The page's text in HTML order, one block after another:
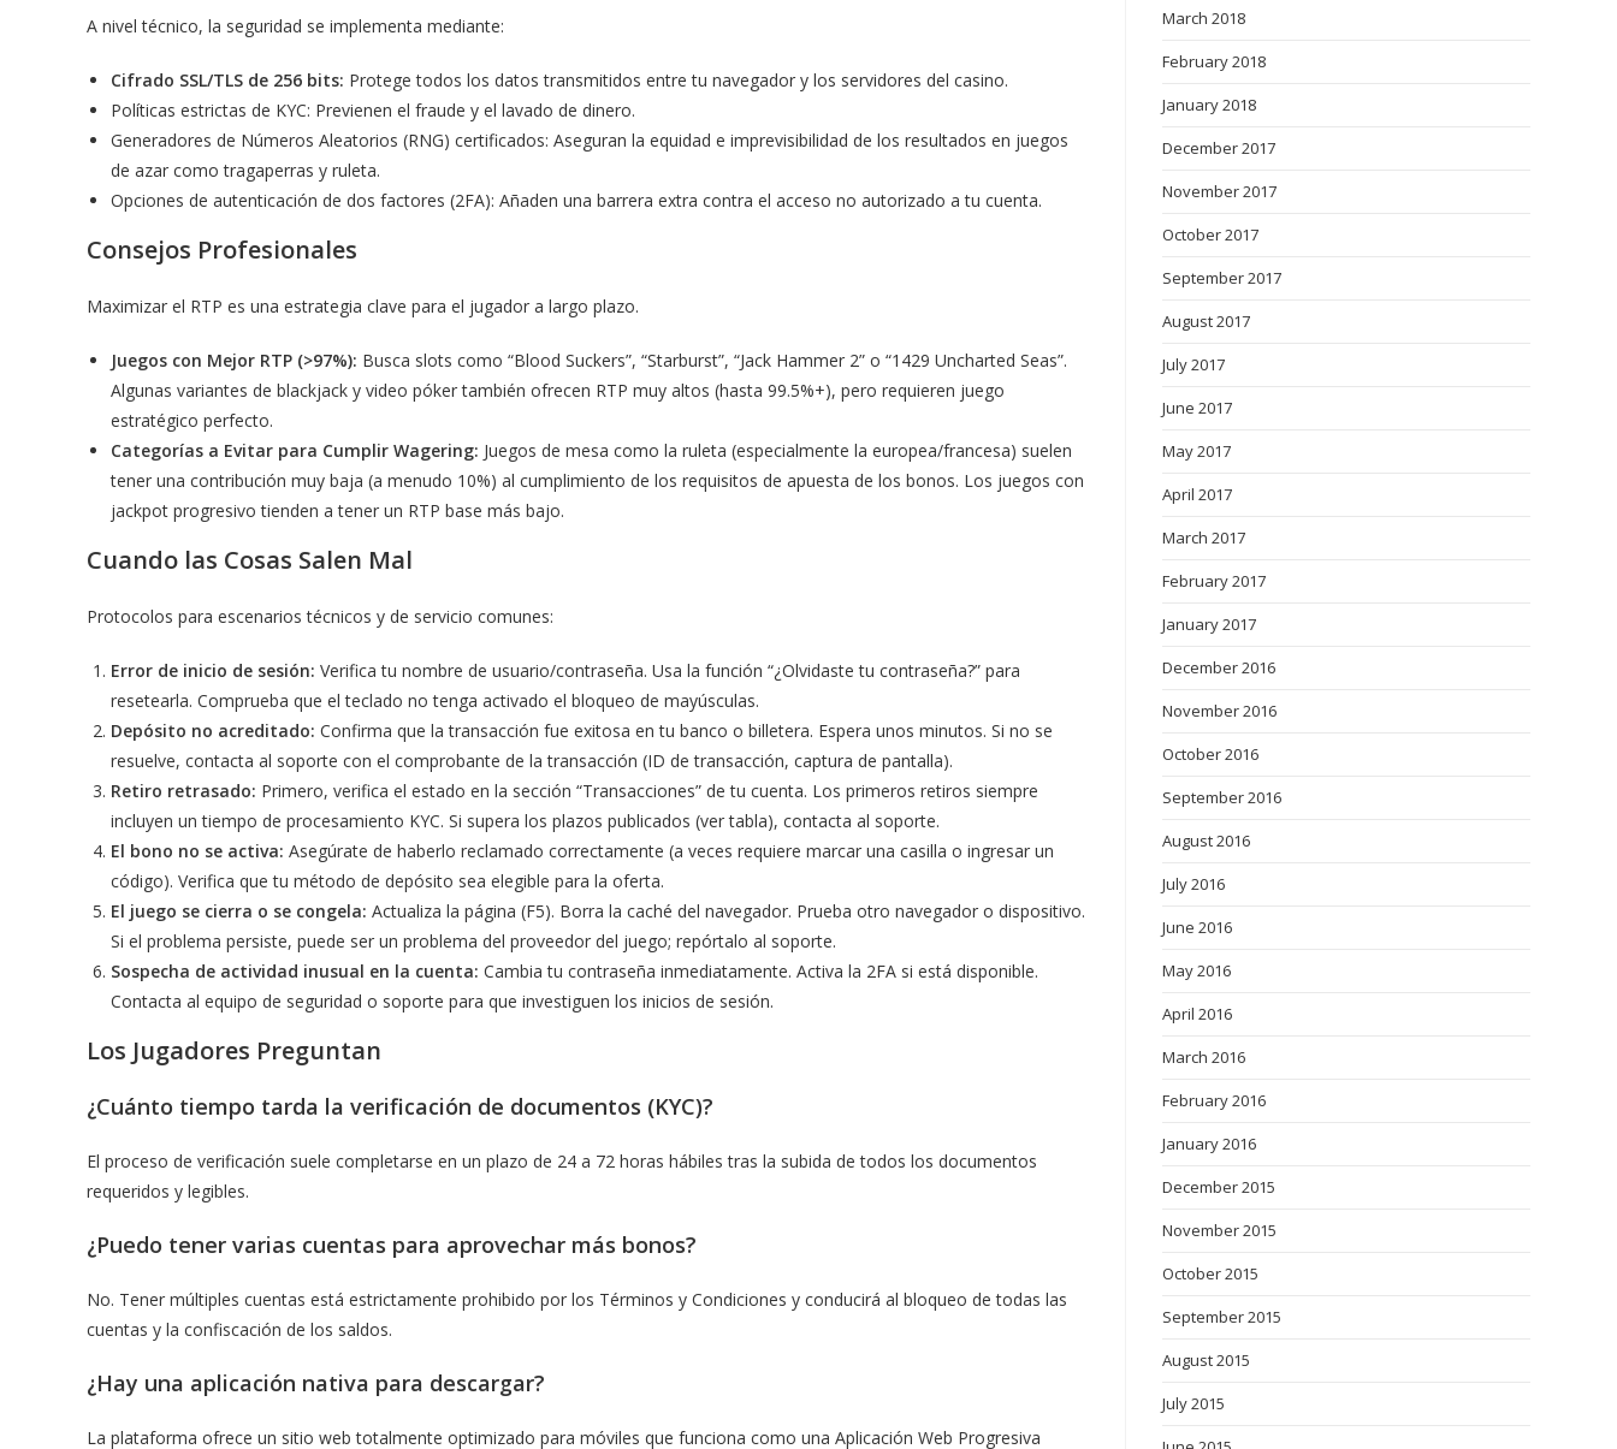
A nivel técnico, la seguridad se implementa mediante:
Cifrado SSL/TLS de 256 bits: Protege todos los datos transmitidos entre tu navegador y los servidores del casino.
Políticas estrictas de KYC: Previenen el fraude y el lavado de dinero.
Generadores de Números Aleatorios (RNG) certificados: Aseguran la equidad e imprevisibilidad de los resultados en juegos
de azar como tragaperras y ruleta.
Opciones de autenticación de dos factores (2FA): Añaden una barrera extra contra el acceso no autorizado a tu cuenta.
Consejos Profesionales
Maximizar el RTP es una estrategia clave para el jugador a largo plazo.
Juegos con Mejor RTP (>97%): Busca slots como “Blood Suckers”, “Starburst”, “Jack Hammer 2” o “1429 Uncharted Seas”.
Algunas variantes de blackjack y video póker también ofrecen RTP muy altos (hasta 99.5%+), pero requieren juego
estratégico perfecto.
Categorías a Evitar para Cumplir Wagering: Juegos de mesa como la ruleta (especialmente la europea/francesa) suelen
tener una contribución muy baja (a menudo 10%) al cumplimiento de los requisitos de apuesta de los bonos. Los juegos con
jackpot progresivo tienden a tener un RTP base más bajo.
Cuando las Cosas Salen Mal
Protocolos para escenarios técnicos y de servicio comunes:
Error de inicio de sesión: Verifica tu nombre de usuario/contraseña. Usa la función “¿Olvidaste tu contraseña?” para
resetearla. Comprueba que el teclado no tenga activado el bloqueo de mayúsculas.
Depósito no acreditado: Confirma que la transacción fue exitosa en tu banco o billetera. Espera unos minutos. Si no se
resuelve, contacta al soporte con el comprobante de la transacción (ID de transacción, captura de pantalla).
Retiro retrasado: Primero, verifica el estado en la sección “Transacciones” de tu cuenta. Los primeros retiros siempre
incluyen un tiempo de procesamiento KYC. Si supera los plazos publicados (ver tabla), contacta al soporte.
El bono no se activa: Asegúrate de haberlo reclamado correctamente (a veces requiere marcar una casilla o ingresar un
código). Verifica que tu método de depósito sea elegible para la oferta.
El juego se cierra o se congela: Actualiza la página (F5). Borra la caché del navegador. Prueba otro navegador o dispositivo.
Si el problema persiste, puede ser un problema del proveedor del juego; repórtalo al soporte.
Sospecha de actividad inusual en la cuenta: Cambia tu contraseña inmediatamente. Activa la 2FA si está disponible.
Contacta al equipo de seguridad o soporte para que investiguen los inicios de sesión.
Los Jugadores Preguntan
¿Cuánto tiempo tarda la verificación de documentos (KYC)?
El proceso de verificación suele completarse en un plazo de 24 a 72 horas hábiles tras la subida de todos los documentos
requeridos y legibles.
¿Puedo tener varias cuentas para aprovechar más bonos?
No. Tener múltiples cuentas está estrictamente prohibido por los Términos y Condiciones y conducirá al bloqueo de todas las
cuentas y la confiscación de los saldos.
¿Hay una aplicación nativa para descargar?
La plataforma ofrece un sitio web totalmente optimizado para móviles que funciona como una Aplicación Web Progresiva
March 2018
February 2018
January 2018
December 2017
November 2017
October 2017
September 2017
August 2017
July 2017
June 2017
May 2017
April 2017
March 2017
February 2017
January 2017
December 2016
November 2016
October 2016
September 2016
August 2016
July 2016
June 2016
May 2016
April 2016
March 2016
February 2016
January 2016
December 2015
November 2015
October 2015
September 2015
August 2015
July 2015